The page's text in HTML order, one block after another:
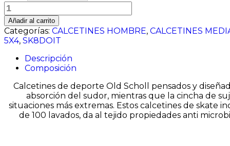
AZUL
MARINO
BLANCO
JASPEADO
cantidad
Añadir al carrito
Categorías: CALCETINES HOMBRE, CALCETINES
5X4, SK8DOIT
Descripción
Composición
Calcetines de deporte Old Scholl pensados y
absorción del sudor, mientras que la cincha de
situaciones más extremas. Estos calcetines de
de 100 lavados, da al tejido propiedades anti